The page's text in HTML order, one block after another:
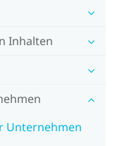
Inhalten
Unternehmen